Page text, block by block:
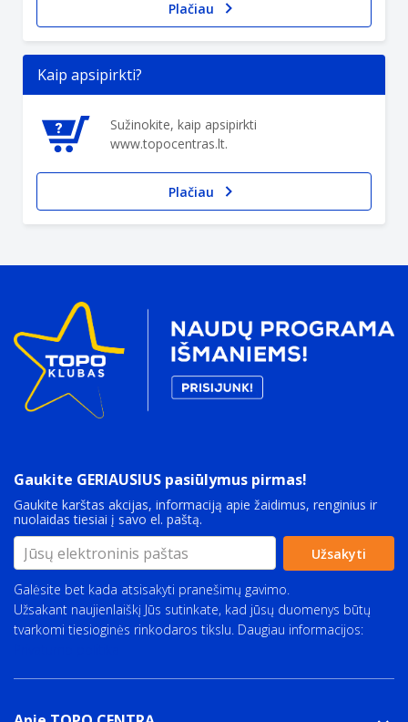
Plačiau
Kaip apsipirkti?
Sužinokite, kaip apsipirkti
www.topocentras.lt.
Plačiau
Gaukite GERIAUSIUS pasiūlymus pirmas!
Gaukite karštas akcijas, informaciją apie žaidimus, renginius ir
nuolaidas tiesiai į savo el. paštą.
Užsakyti
Galėsite bet kada atsisakyti pranešimų gavimo.
Užsakant naujienlaiškį Jūs sutinkate, kad jūsų duomenys būtų
tvarkomi tiesioginės rinkodaros tikslu. Daugiau informacijos: